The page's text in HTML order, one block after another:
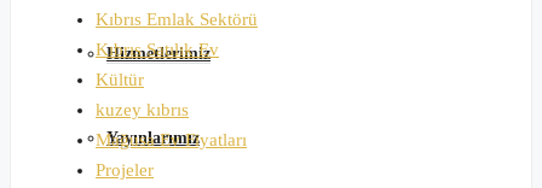
Hizmetlerimiz
Yayınlarımız
Kıbrıs Emlak Sektörü
Kıbrıs Satılık Ev
Kültür
kuzey kıbrıs
Mağusa Ev Fiyatları
Projeler